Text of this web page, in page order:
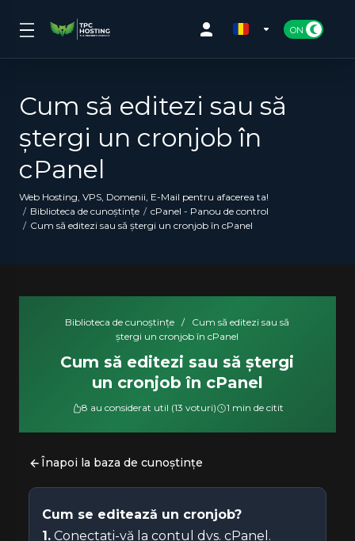
Cum să editezi sau să
ștergi un cronjob în
cPanel
Web Hosting, VPS, Domenii, E-Mail pentru afacerea ta!
Biblioteca de cunoștințe
cPanel - Panou de control
Cum să editezi sau să ștergi un cronjob în cPanel
Biblioteca de cunoștințe /
Cum să editezi sau să
ștergi un cronjob în cPanel
Cum să editezi sau să ștergi
un cronjob în cPanel
8 au considerat util (13 voturi) 1 min de citit
Înapoi la baza de cunoștințe
Cum se editează un cronjob?
1. Conectați-vă la contul dvs. cPanel.